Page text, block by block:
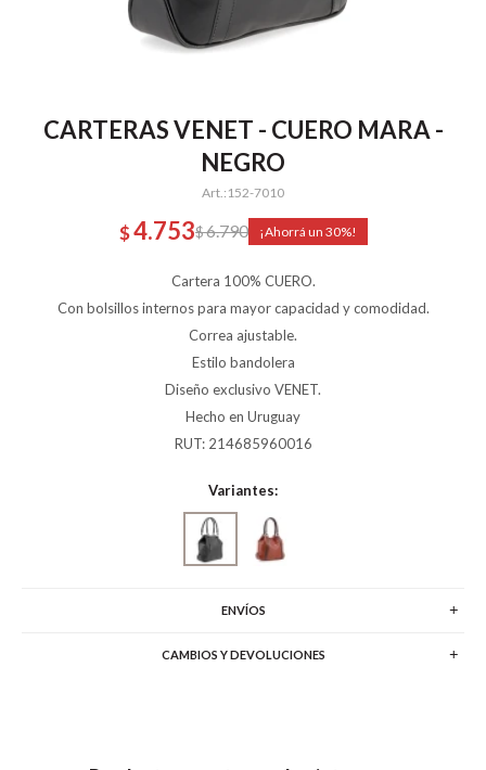
CARTERAS VENET - CUERO MARA -
NEGRO
152-7010
$4.753$6.790 30
Cartera 100% CUERO.
Con bolsillos internos para mayor capacidad y comodidad.
Correa ajustable.
Estilo bandolera
Diseño exclusivo VENET.
Hecho en Uruguay
RUT: 214685960016
Variantes:
ENVÍOS
CAMBIOS Y DEVOLUCIONES